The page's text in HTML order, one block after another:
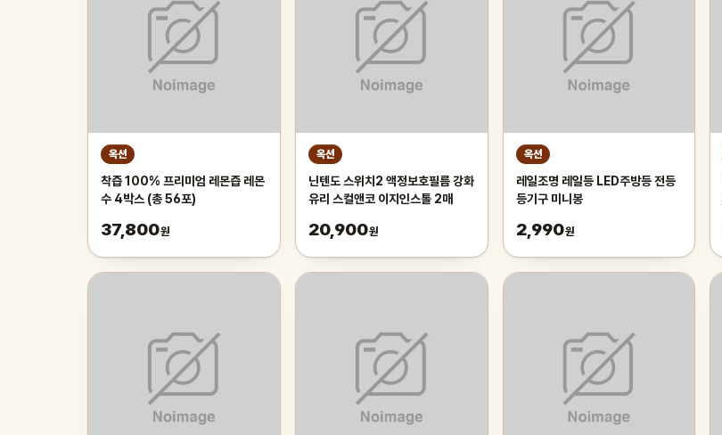
옥션
착즙 100% 프리미엄 레몬즙 레몬
수 4박스 (총 56포)
37,800원
옥션
닌텐도 스위치2 액정보호필름 강화
유리 스컬앤코 이지인스톨 2매
20,900원
옥션
레일조명 레일등 LED주방등 전등
등기구 미니봉
2,990원